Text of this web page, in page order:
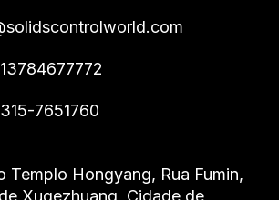
7651760
Templo Hongyang, Rua Fumin,